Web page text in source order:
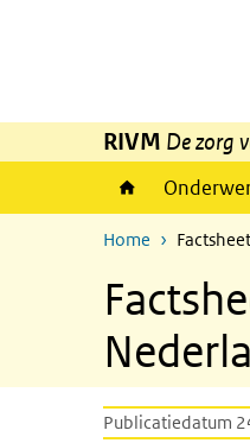
RIVM De zorg
Home
Publicatiedatum